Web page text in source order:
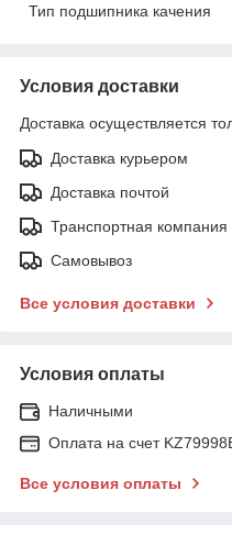
Тип подшипника качения
Условия доставки
Доставка осуществляется
Доставка курьером
Доставка почтой
Транспортная компания
Самовывоз
Все условия доставки
Условия оплаты
Наличными
Оплата на счет
Все условия оплаты